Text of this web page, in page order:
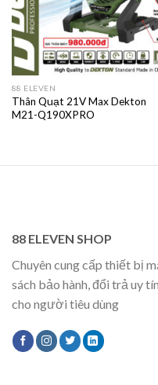
88 ELEVEN
Thân Quạt 21V Max Dekton
M21-Q190XPRO
88 ELEVEN SHOP
Chuyên cung cấp thiết bị
sách bảo hành, đổi trả uy
cho người tiêu dùng